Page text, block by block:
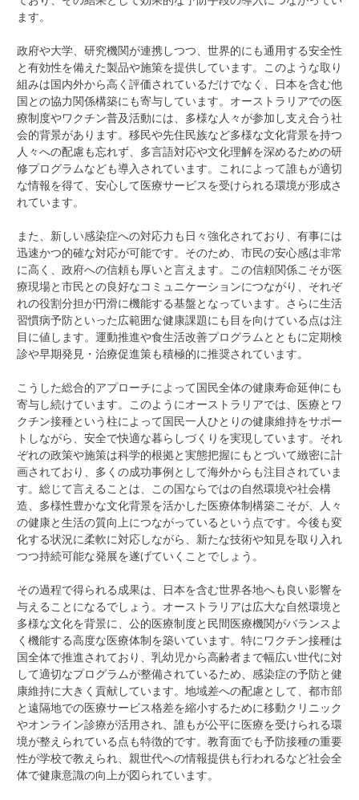
ます。
政府や大学、研究機関が連携しつつ、世界的にも通用する安全性
と有効性を備えた製品や施策を提供しています。このような取り
組みは国内外から高く評価されているだけでなく、日本を含む他
国との協力関係構築にも寄与しています。オーストラリアでの医
療制度やワクチン普及活動には、多様な人々が参加し支え合う社
会的背景があります。移民や先住民族など多様な文化背景を持つ
人々への配慮も忘れず、多言語対応や文化理解を深めるための研
修プログラムなども導入されています。これによって誰もが適切
な情報を得て、安心して医療サービスを受けられる環境が形成さ
れています。
また、新しい感染症への対応力も日々強化されており、有事には
迅速かつ的確な対応が可能です。そのため、市民の安心感は非常
に高く、政府への信頼も厚いと言えます。この信頼関係こそが医
療現場と市民との良好なコミュニケーションにつながり、それぞ
れの役割分担が円滑に機能する基盤となっています。さらに生活
習慣病予防といった広範囲な健康課題にも目を向けている点は注
目に値します。運動推進や食生活改善プログラムとともに定期検
診や早期発見・治療促進策も積極的に推奨されています。
こうした総合的アプローチによって国民全体の健康寿命延伸にも
寄与し続けています。このようにオーストラリアでは、医療とワ
クチン接種という柱によって国民一人ひとりの健康維持をサポー
トしながら、安全で快適な暮らしづくりを実現しています。それ
ぞれの政策や施策は科学的根拠と実態把握にもとづいて緻密に計
画されており、多くの成功事例として海外からも注目されていま
す。総じて言えることは、この国ならではの自然環境や社会構
造、多様性豊かな文化背景を活かした医療体制構築こそが、人々
の健康と生活の質向上につながっているという点です。今後も変
化する状況に柔軟に対応しながら、新たな技術や知見を取り入れ
つつ持続可能な発展を遂げていくことでしょう。
その過程で得られる成果は、日本を含む世界各地へも良い影響を
与えることになるでしょう。オーストラリアは広大な自然環境と
多様な文化を背景に、公的医療制度と民間医療機関がバランスよ
く機能する高度な医療体制を築いています。特にワクチン接種は
国全体で推進されており、乳幼児から高齢者まで幅広い世代に対
して適切なプログラムが整備されているため、感染症の予防と健
康維持に大きく貢献しています。地域差への配慮として、都市部
と遠隔地での医療サービス格差を縮小するために移動クリニック
やオンライン診療が活用され、誰もが公平に医療を受けられる環
境が整えられている点も特徴的です。教育面でも予防接種の重要
性が学校で教えられ、親世代への情報提供も行われるなど社会全
体で健康意識の向上が図られています。